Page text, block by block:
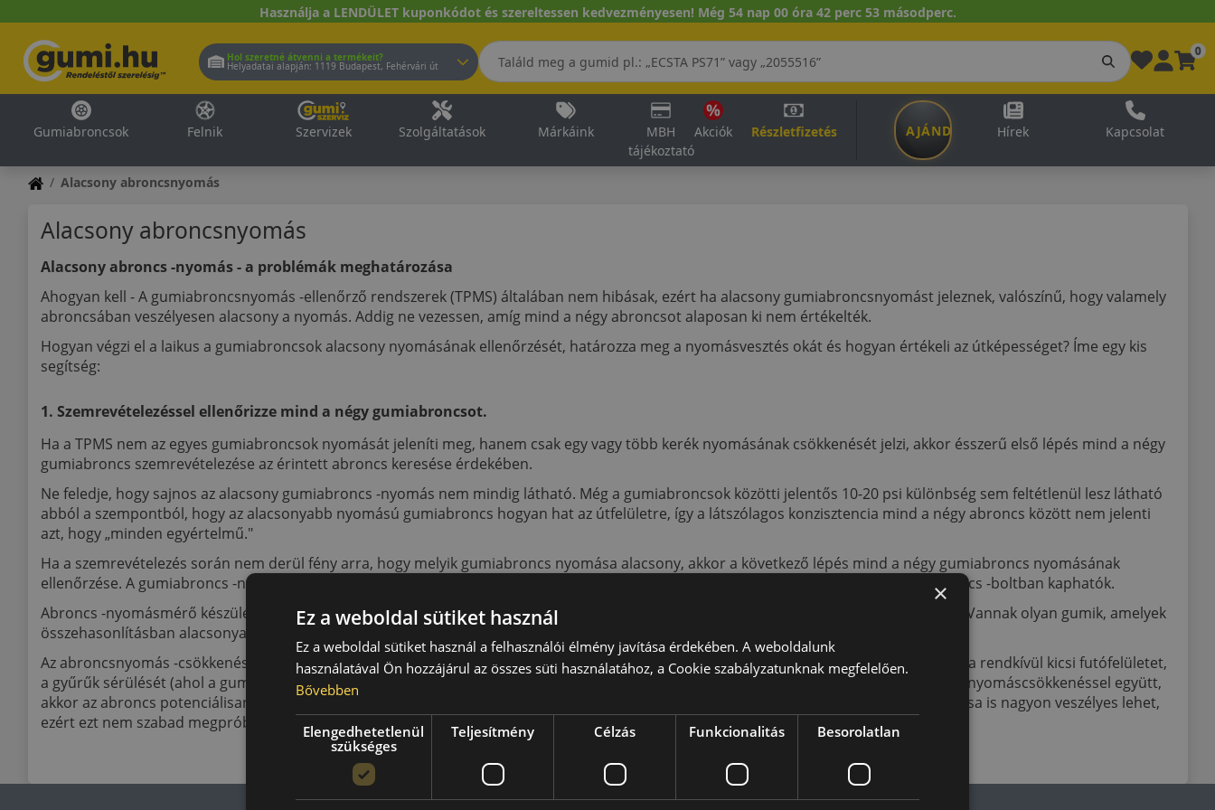
Használja a LENDÜLET kuponkódot és szereltessen kedvezményesen! Még 54 nap 00 óra 42 perc 53 másodperc.
Hol szeretné átvenni a termékeit?
Helyadatai alapján: 1119 Budapest, Fehérvári út
0
Gumiabroncsok Felnik Szervizek Szolgáltatások Márkáink
MBH
tájékoztató
Akciók Részletfizetés AJÁNDÉKUTALVÁNY
Hírek Kapcsolat
Alacsony abroncsnyomás
Alacsony abroncsnyomás
Alacsony abroncs -nyomás - a problémák meghatározása
Ahogyan kell - A gumiabroncsnyomás -ellenőrző rendszerek (TPMS) általában nem hibásak, ezért ha alacsony gumiabroncsnyomást jeleznek, valószínű, hogy valamely
abroncsában veszélyesen alacsony a nyomás. Addig ne vezessen, amíg mind a négy abroncsot alaposan ki nem értékelték.
Hogyan végzi el a laikus a gumiabroncsok alacsony nyomásának ellenőrzését, határozza meg a nyomásvesztés okát és hogyan értékeli az útképességet? Íme egy kis
segítség:
1. Szemrevételezéssel ellenőrizze mind a négy gumiabroncsot.
Ha a TPMS nem az egyes gumiabroncsok nyomását jeleníti meg, hanem csak egy vagy több kerék nyomásának csökkenését jelzi, akkor ésszerű első lépés mind a négy
gumiabroncs szemrevételezése az érintett abroncs keresése érdekében.
Ne feledje, hogy sajnos az alacsony gumiabroncs -nyomás nem mindig látható. Még a gumiabroncsok közötti jelentős 10-20 psi különbség sem feltétlenül lesz látható
abból a szempontból, hogy az alacsonyabb nyomású gumiabroncs hogyan hat az útfelületre, így a látszólagos konzisztencia mind a négy abroncs között nem jelenti
azt, hogy „minden egyértelmű."
Ha a szemrevételezés során nem derül fény arra, hogy melyik gumiabroncs nyomása alacsony, akkor a következő lépés mind a négy gumiabroncs nyomásának
ellenőrzése. A gumiabroncs -nyomásmérő készülékek bármelyik autóalkatrész -boltban, nagykereskedésben, benzinkútnál és gumiabroncs -boltban kaphatók.
Abroncs -nyomásmérő készülékkel ellenőrizze mind a négy gumiabroncsot, és jegyezze fel a nyomást. Hogyan hasonlítanak egymáshoz? Vannak olyan gumik, amelyek
összehasonlításban alacsonyak? Milyen messze van bármelyik abroncs a jármű specifikációjától?
Az abroncsnyomás -csökkenés egyértelmű jelei mellett keresse meg az esetleges szerkezeti problémákat, például az oldalfal buborékjait, a rendkívül kicsi futófelületet,
a gyűrűk sérülését (ahol a gumiabroncs találkozik a kerék szélével) vagy más rendellenességeket. Ha ezen problémák bármelyike ​​fennáll, nyomáscsökkenéssel együtt,
akkor az abroncs potenciálisan veszélyeztetett, és nem szabad tovább használni. Még az ilyen állapotban lévő gumiabroncsok újra felfújása is nagyon veszélyes lehet,
ezért ezt nem szabad megpróbálni.
×
Ez a weboldal sütiket használ
Ez a weboldal sütiket használ a felhasználói élmény javítása érdekében. A weboldalunk
használatával Ön hozzájárul az összes süti használatához, a Cookie szabályzatunknak megfelelően.
Bővebben
Elengedhetetlenül
szükséges
Teljesítmény Célzás Funkcionalitás Besorolatlan